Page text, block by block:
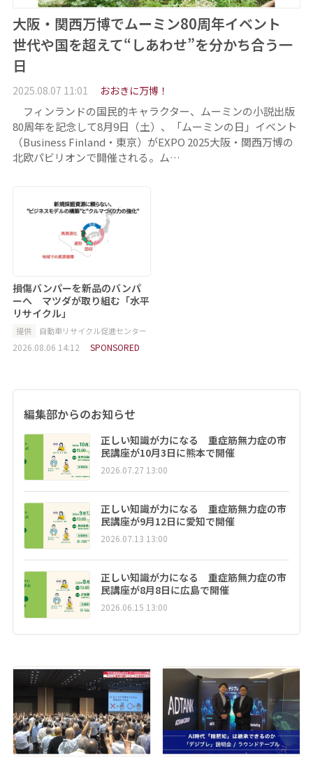
大阪・関西万博でムーミン80周年イベント
世代や国を超えて“しあわせ”を分かち合う一
日
2025.08.07 11:01 おおきに万博！
フィンランドの国民的キャラクター、ムーミンの小説出版
80周年を記念して8月9日（土）、「ムーミンの日」イベント
（Business Finland・東京）がEXPO 2025大阪・関西万博の
北欧パビリオンで開催される。ム…
損傷バンパーを新品のバンパ
ーへ マツダが取り組む「水平
リサイクル」
提供 自動車リサイクル促進センター
2026.08.06 14:12 SPONSORED
編集部からのお知らせ
正しい知識が力になる 重症筋無力症の市
民講座が10月3日に熊本で開催
2026.07.27 13:00
正しい知識が力になる 重症筋無力症の市
民講座が9月12日に愛知で開催
2026.07.13 13:00
正しい知識が力になる 重症筋無力症の市
民講座が8月8日に広島で開催
2026.06.15 13:00